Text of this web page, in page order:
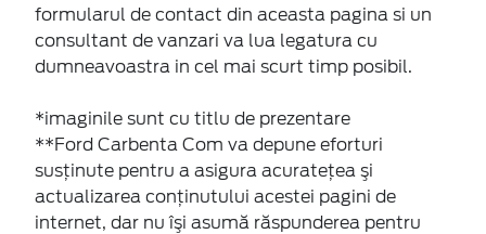
formularul de contact din aceasta pagina si un
consultant de vanzari va lua legatura cu
dumneavoastra in cel mai scurt timp posibil.
*imaginile sunt cu titlu de prezentare
**Ford Carbenta Com va depune eforturi
susţinute pentru a asigura acurateţea şi
actualizarea conţinutului acestei pagini de
internet, dar nu îşi asumă răspunderea pentru